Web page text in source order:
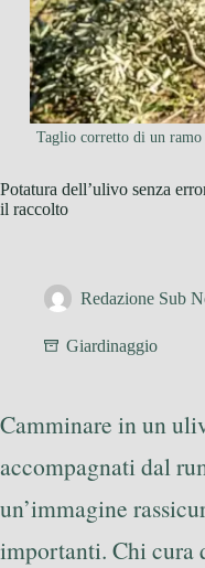
Taglio corretto di un
Potatura dell’ulivo senza
il raccolto
Redazione Sub
Giardinaggio
Camminare in un
accompagnati dal
un’immagine
importanti. Chi cura